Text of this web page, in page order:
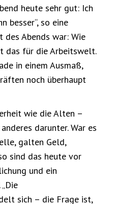
heute sehr gut: Ich
besser“, so eine
des Abends war: Wie
das für die Arbeitswelt.
in einem Ausmaß,
noch überhaupt
wie die Alten –
darunter. War es
galten Geld,
sind das heute vor
und ein
sich – die Frage ist,